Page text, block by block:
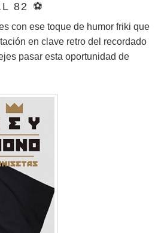
82 ⚽
con ese toque de humor friki que
en clave retro del recordado
pasar esta oportunidad de